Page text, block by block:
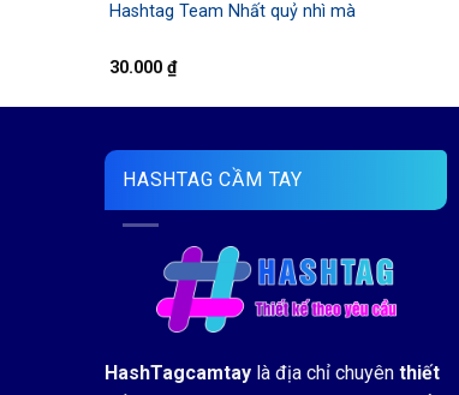
Hashtag Team Nhất quỷ nhì mà
30.000 ₫
HASHTAG CẦM TAY
HashTagcamtay là địa chỉ chuyên thiết